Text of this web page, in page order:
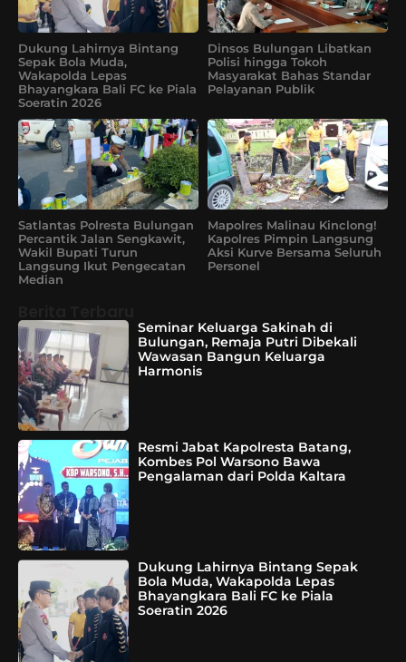
Dukung Lahirnya Bintang
Sepak Bola Muda,
Wakapolda Lepas
Bhayangkara Bali FC ke Piala
Soeratin 2026
Dinsos Bulungan Libatkan
Polisi hingga Tokoh
Masyarakat Bahas Standar
Pelayanan Publik
Satlantas Polresta Bulungan
Percantik Jalan Sengkawit,
Wakil Bupati Turun
Langsung Ikut Pengecatan
Median
Mapolres Malinau Kinclong!
Kapolres Pimpin Langsung
Aksi Kurve Bersama Seluruh
Personel
Seminar Keluarga Sakinah di
Bulungan, Remaja Putri Dibekali
Wawasan Bangun Keluarga
Harmonis
Resmi Jabat Kapolresta Batang,
Kombes Pol Warsono Bawa
Pengalaman dari Polda Kaltara
Dukung Lahirnya Bintang Sepak
Bola Muda, Wakapolda Lepas
Bhayangkara Bali FC ke Piala
Soeratin 2026